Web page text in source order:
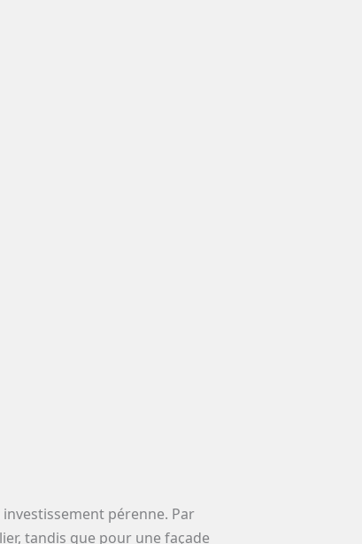
pérenne. Par
tandis que pour une façade